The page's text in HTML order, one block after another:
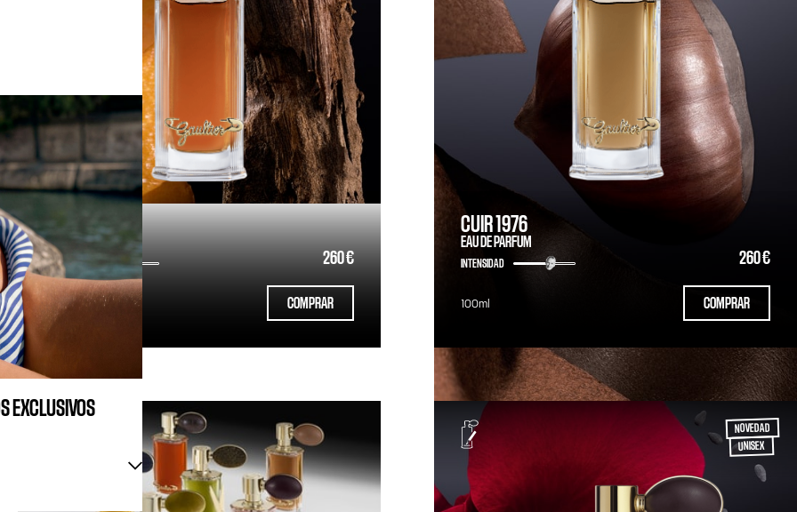
EXCLUSIVOS
FRENCH OUD
EAU DE PARFUM
260 €
INTENSIDAD
100ml COMPRAR
CUIR 1976
EAU DE PARFUM
260 €
INTENSIDAD
100ml COMPRAR
NOVEDAD
UNISEX